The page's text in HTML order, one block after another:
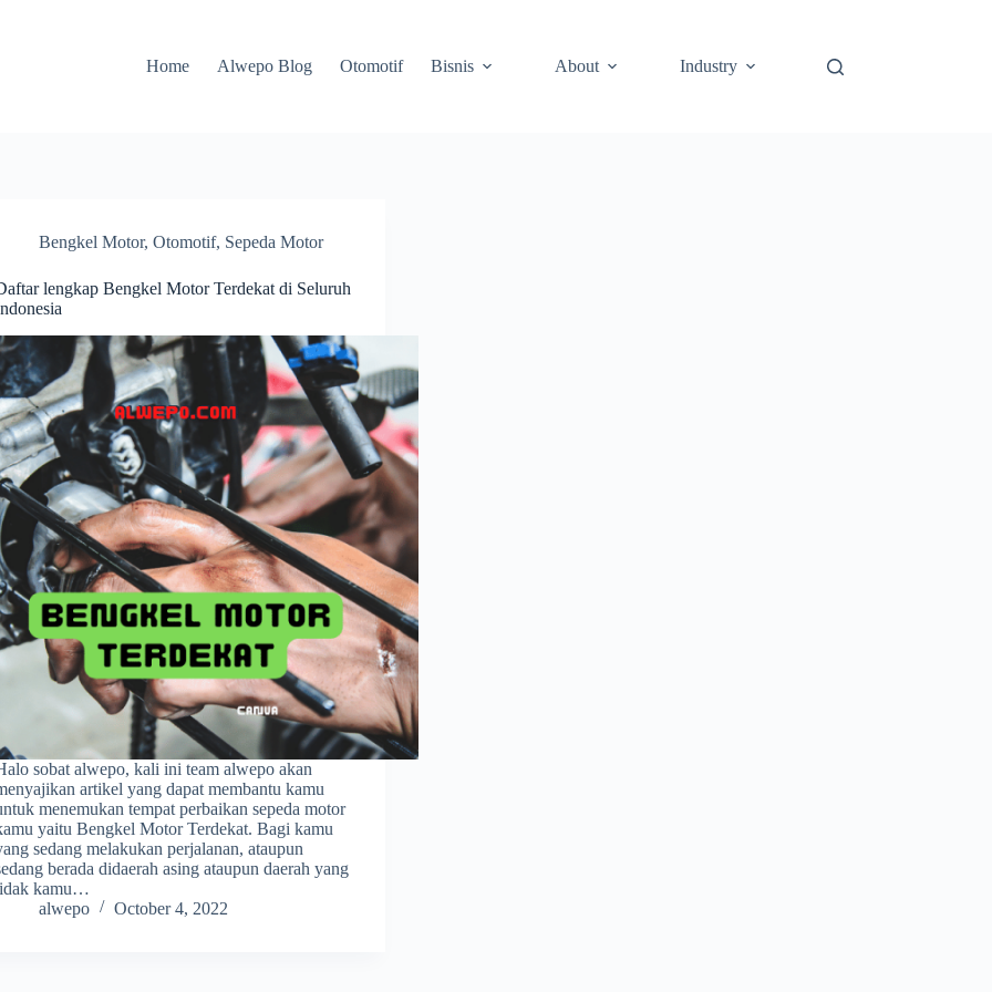
Home
Alwepo Blog Otomotif Bisnis About Industry
Bengkel Motor,Otomotif, Sepeda Motor
lengkap Bengkel Motor Terdekat di Seluruh
sobat alwepo, kali ini team alwepo akan
artikel yang dapat membantu kamu
menemukan tempat perbaikan sepeda motor
yaitu Bengkel Motor Terdekat. Bagi kamu
sedang melakukan perjalanan, ataupun
berada didaerah asing ataupun daerah yang
kamu…
alwepo
October 4, 2022